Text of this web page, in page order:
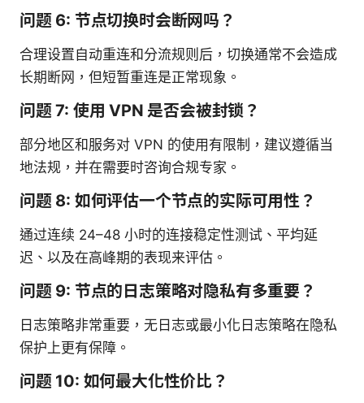
问题 6: 节点切换时会断网吗？
合理设置自动重连和分流规则后，切换通常不会造成
长期断网，但短暂重连是正常现象。
问题 7: 使用 VPN 是否会被封锁？
部分地区和服务对 VPN 的使用有限制，建议遵循当
地法规，并在需要时咨询合规专家。
问题 8: 如何评估一个节点的实际可用性？
通过连续 24–48 小时的连接稳定性测试、平均延
迟、以及在高峰期的表现来评估。
问题 9: 节点的日志策略对隐私有多重要？
日志策略非常重要，无日志或最小化日志策略在隐私
保护上更有保障。
问题 10: 如何最大化性价比？